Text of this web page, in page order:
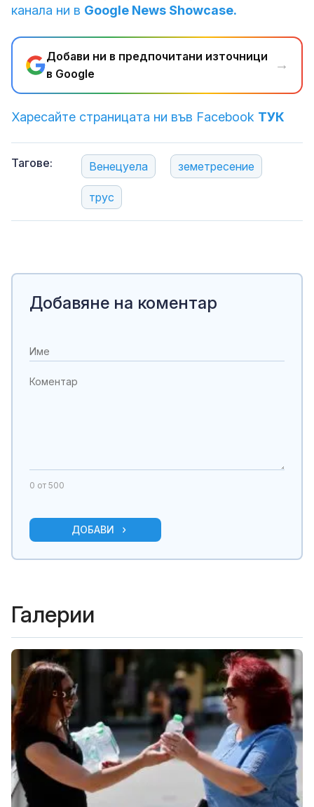
канала ни в Google News Showcase.
Добави ни в предпочитани източници
в Google
→
Харесайте страницата ни във Facebook ТУК
Тагове: Венецуела земетресение
трус
Добавяне на коментар
0 от 500
ДОБАВИ
Галерии